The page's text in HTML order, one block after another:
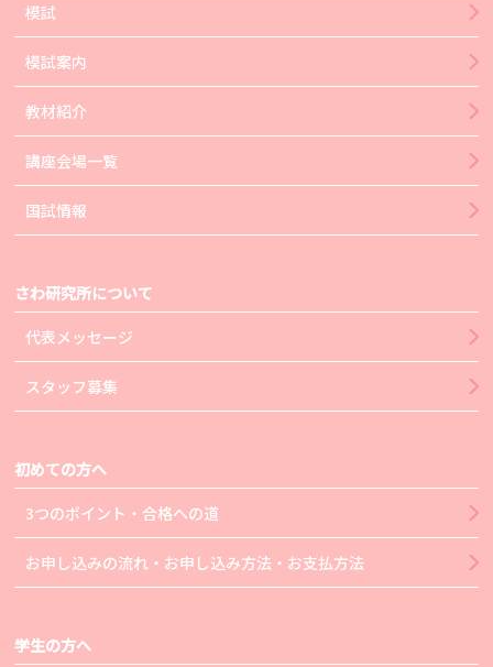
模試
模試案内
教材紹介
講座会場一覧
国試情報
さわ研究所について
代表メッセージ
スタッフ募集
初めての方へ
3つのポイント・合格への道
お申し込みの流れ・お申し込み方法・お支払方法
学生の方へ